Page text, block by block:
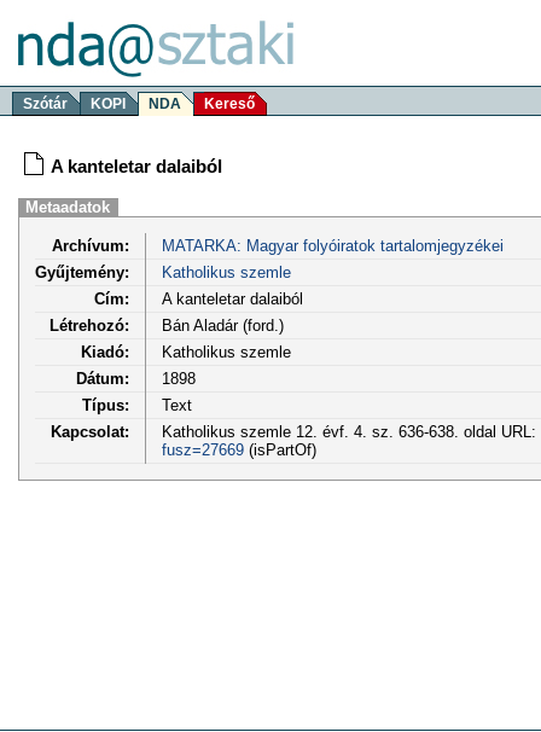
Szótár KOPI NDA Kereső
A kanteletar dalaiból
Metaadatok
Archívum:
MATARKA: Magyar folyóiratok tartalomjegyzékei
Gyűjtemény:
Katholikus szemle
Cím:
A kanteletar dalaiból
Létrehozó:
Bán Aladár (ford.)
Kiadó:
Katholikus szemle
Dátum:
1898
Típus:
Text
Kapcsolat:
Katholikus szemle 12. évf. 4. sz. 636-638. oldal URL:
fusz=27669(isPartOf)